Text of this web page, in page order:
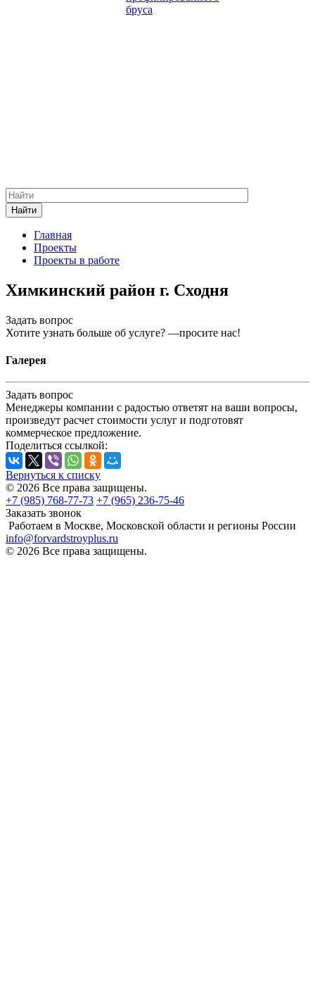
бруса
Найти
Главная
Проекты
Проекты в работе
Химкинский район г. Сходня
Задать вопрос
Хотите узнать больше об услуге? —просите нас!
Галерея
Задать вопрос
Менеджеры компании с радостью ответят на ваши вопросы,
произведут расчет стоимости услуг и подготовят
коммерческое предложение.
Поделиться ссылкой:
Вернуться к списку
© 2026 Все права защищены.
+7 (985) 768-77-73 +7 (965) 236-75-46
Заказать звонок
Работаем в Москве, Московской области и регионы России
info@forvardstroyplus.ru
© 2026 Все права защищены.